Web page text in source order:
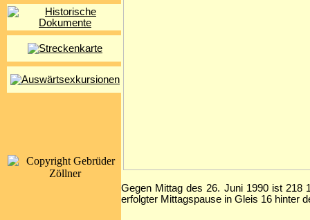
Gegen Mittag des 26. Juni 1990 ist 218
erfolgter Mittagspause in Gleis 16 hinter